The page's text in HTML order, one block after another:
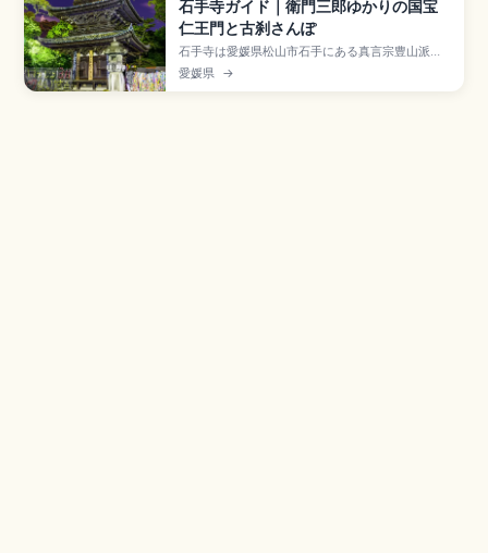
石手寺ガイド｜衛門三郎ゆかりの国宝
仁王門と古刹さんぽ
石手寺は愛媛県松山市石手にある真言宗豊山派の
寺院で、四国八十八ヶ所霊場の第51番札所として
衛門三郎再来伝説で知られる古刹です。国宝の仁
愛媛県 →